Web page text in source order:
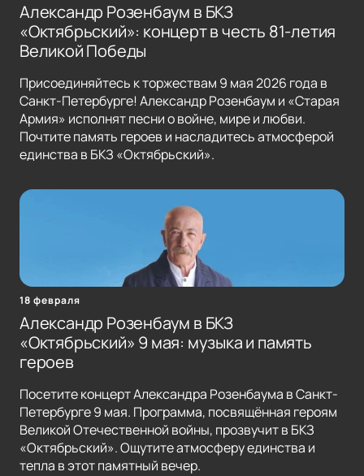
Александр Розенбаум в БКЗ
«Октябрьский»: концерт в честь 81-летия
Великой Победы
Присоединяйтесь к торжествам 9 мая 2026 года в
Санкт-Петербурге! Александр Розенбаум и «Старая
Армия» исполнят песни о войне, мире и любви.
Почтите память героев и насладитесь атмосферой
единства в БКЗ «Октябрьский».
18 февраля
Александр Розенбаум в БКЗ
«Октябрьский» 9 мая: музыка и память
героев
Посетите концерт Александра Розенбаума в Санкт-
Петербурге 9 мая. Программа, посвящённая героям
Великой Отечественной войны, прозвучит в БКЗ
«Октябрьский». Ощутите атмосферу единства и
тепла в этот памятный вечер.